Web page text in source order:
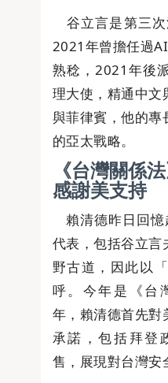
谷立言是第三
2021年曾擔任過
熟稔，2021年後
理大使，精通中文
與菲律賓，他的專
的亞太戰略。
《台灣關係
感謝美支持
賴清德昨日回憶
代表，包括谷立言
野古道，因此以
呼。今年是《台
年，賴清德首先對
承諾，包括拜登
售，展現對台灣安